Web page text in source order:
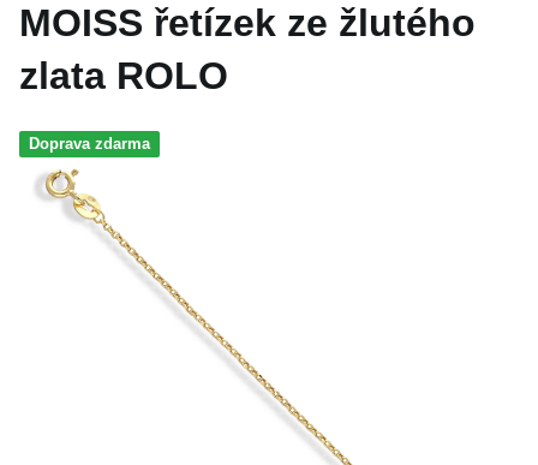
PRSTENY
NÁUŠNICE
MOISS řetízek ze žlutého
zlata ROLO
Doprava zdarma